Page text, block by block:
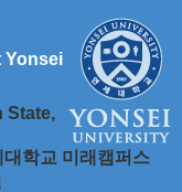
Yonsei
State,
학교 미래캠퍼스